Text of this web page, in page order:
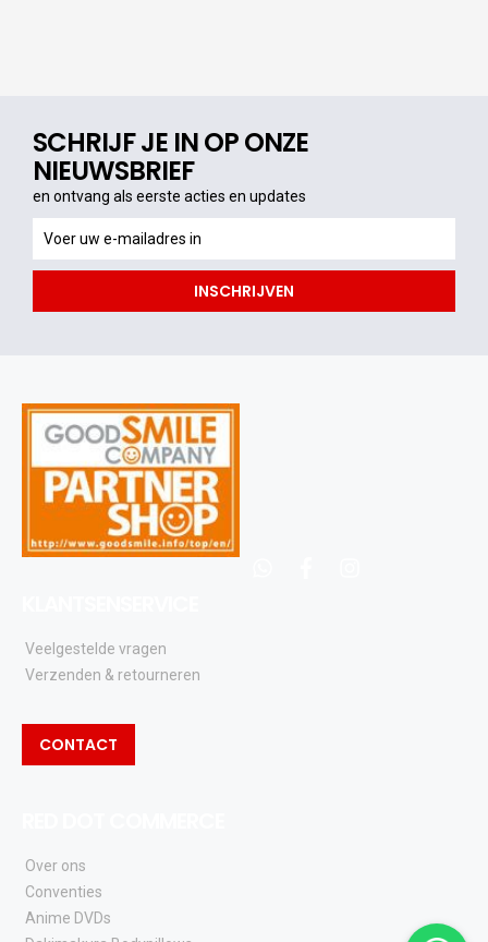
SCHRIJF JE IN OP ONZE
NIEUWSBRIEF
en ontvang als eerste acties en updates
ontvang
als
acties
INSCHRIJVEN
Veelgestelde vragen
Verzenden & retourneren
CONTACT
Over ons
Conventies
Anime DVDs